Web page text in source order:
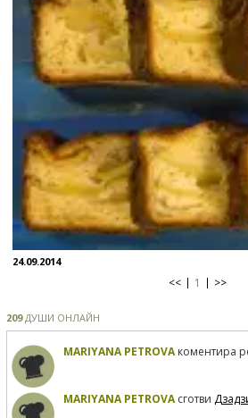
24.09.2014
<< 1 >>
209ДУШИ ОНЛАЙН
MARIYANA PETROVAкоментира
MARIYANA PETROVAсготви